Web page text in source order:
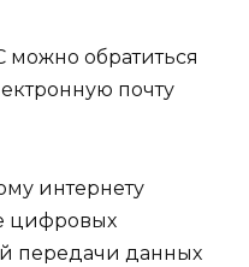
можно обратиться
почту
интернету
цифровых
передачи данных